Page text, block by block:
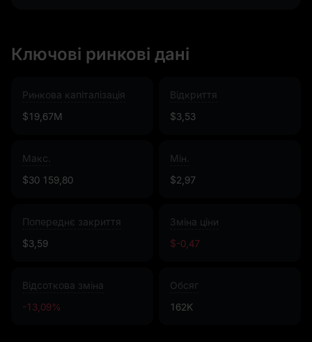
Ключові ринкові дані
Ринкова капіталізація
$19,67M
Відкриття
$3,53
Макс.
$30 159,80
Мін.
$2,97
Попереднє закриття
$3,59
Зміна ціни
$-0,47
Відсоткова зміна
-13,09%
Обсяг
162K